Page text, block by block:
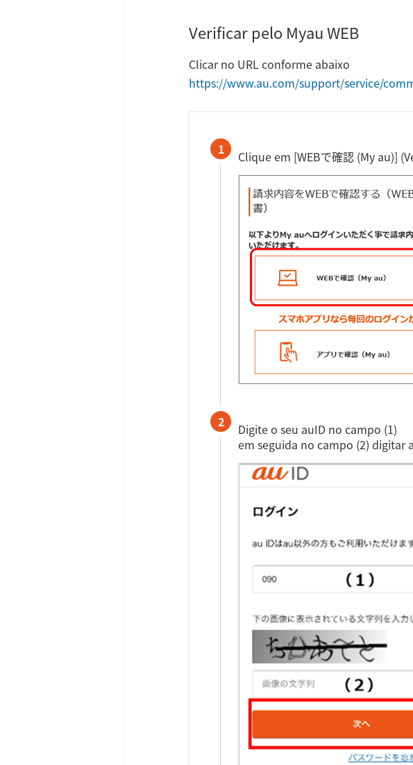
Verificar pelo Myau WEB
Clicar no URL conforme abaixo
https://www.au.com/support/service/
1 Clique em [WEBで確認 (My au)]
2
Digite o seu auID no campo (1)
em seguida no campo (2) digitar